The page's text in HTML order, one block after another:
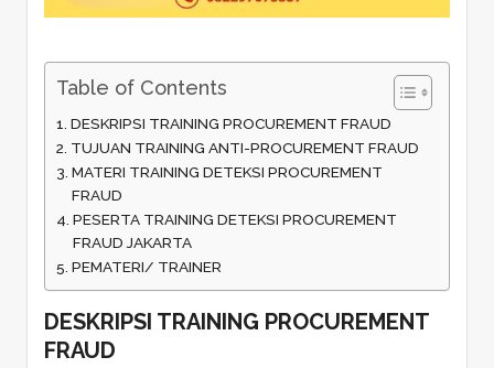
Table of Contents
DESKRIPSI TRAINING PROCUREMENT FRAUD
TUJUAN TRAINING ANTI-PROCUREMENT FRAUD
MATERI TRAINING DETEKSI PROCUREMENT
FRAUD
PESERTA TRAINING DETEKSI PROCUREMENT
FRAUD JAKARTA
PEMATERI/ TRAINER
DESKRIPSI TRAINING PROCUREMENT
FRAUD